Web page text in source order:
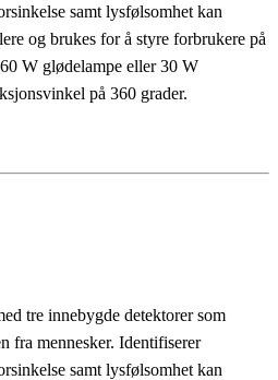
samt lysfølsomhet kan
og brukes for å styre forbrukere på
W glødelampe eller 30 W
på 360 grader.
tre innebygde detektorer som
fra mennesker. Identifiserer
samt lysfølsomhet kan